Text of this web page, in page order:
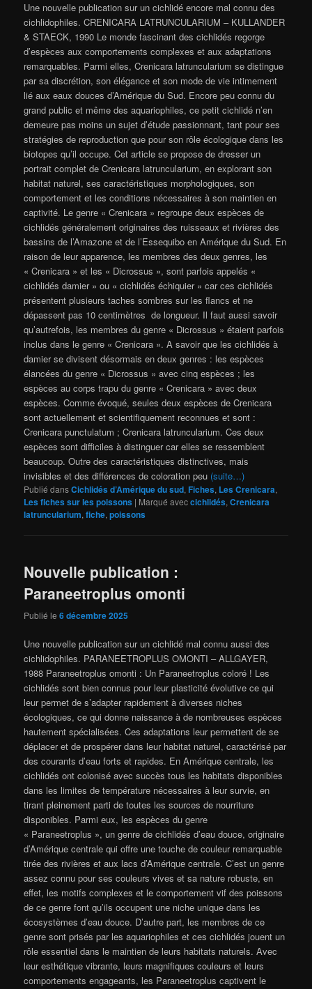
Une nouvelle publication sur un cichlidé encore mal connu des
cichlidophiles. CRENICARA LATRUNCULARIUM – KULLANDER
& STAECK, 1990 Le monde fascinant des cichlidés regorge
d’espèces aux comportements complexes et aux adaptations
remarquables. Parmi elles, Crenicara latruncularium se distingue
par sa discrétion, son élégance et son mode de vie intimement
lié aux eaux douces d’Amérique du Sud. Encore peu connu du
grand public et même des aquariophiles, ce petit cichlidé n’en
demeure pas moins un sujet d’étude passionnant, tant pour ses
stratégies de reproduction que pour son rôle écologique dans les
biotopes qu’il occupe. Cet article se propose de dresser un
portrait complet de Crenicara latruncularium, en explorant son
habitat naturel, ses caractéristiques morphologiques, son
comportement et les conditions nécessaires à son maintien en
captivité. Le genre « Crenicara » regroupe deux espèces de
cichlidés généralement originaires des ruisseaux et rivières des
bassins de l’Amazone et de l’Essequibo en Amérique du Sud. En
raison de leur apparence, les membres des deux genres, les
« Crenicara » et les « Dicrossus », sont parfois appelés «
cichlidés damier » ou « cichlidés échiquier » car ces cichlidés
présentent plusieurs taches sombres sur les flancs et ne
dépassent pas 10 centimètres de longueur. Il faut aussi savoir
qu’autrefois, les membres du genre « Dicrossus » étaient parfois
inclus dans le genre « Crenicara ». A savoir que les cichlidés à
damier se divisent désormais en deux genres : les espèces
élancées du genre « Dicrossus » avec cinq espèces ; les
espèces au corps trapu du genre « Crenicara » avec deux
espèces. Comme évoqué, seules deux espèces de Crenicara
sont actuellement et scientifiquement reconnues et sont :
Crenicara punctulatum ; Crenicara latruncularium. Ces deux
espèces sont difficiles à distinguer car elles se ressemblent
beaucoup. Outre des caractéristiques distinctives, mais
invisibles et des différences de coloration peu (suite…)
Publié dansCichlidés d’Amérique du sud,Fiches, Les Crenicara,
Les fiches sur les poissons | Marqué aveccichlidés,Crenicara
latruncularium,fiche,poissons
Nouvelle publication :
Paraneetroplus omonti
Publié le6 décembre 2025
Une nouvelle publication sur un cichlidé mal connu aussi des
cichlidophiles. PARANEETROPLUS OMONTI – ALLGAYER,
1988 Paraneetroplus omonti : Un Paraneetroplus coloré ! Les
cichlidés sont bien connus pour leur plasticité évolutive ce qui
leur permet de s’adapter rapidement à diverses niches
écologiques, ce qui donne naissance à de nombreuses espèces
hautement spécialisées. Ces adaptations leur permettent de se
déplacer et de prospérer dans leur habitat naturel, caractérisé par
des courants d’eau forts et rapides. En Amérique centrale, les
cichlidés ont colonisé avec succès tous les habitats disponibles
dans les limites de température nécessaires à leur survie, en
tirant pleinement parti de toutes les sources de nourriture
disponibles. Parmi eux, les espèces du genre
« Paraneetroplus », un genre de cichlidés d’eau douce, originaire
d’Amérique centrale qui offre une touche de couleur remarquable
tirée des rivières et aux lacs d’Amérique centrale. C’est un genre
assez connu pour ses couleurs vives et sa nature robuste, en
effet, les motifs complexes et le comportement vif des poissons
de ce genre font qu’ils occupent une niche unique dans les
écosystèmes d’eau douce. D’autre part, les membres de ce
genre sont prisés par les aquariophiles et ces cichlidés jouent un
rôle essentiel dans le maintien de leurs habitats naturels. Avec
leur esthétique vibrante, leurs magnifiques couleurs et leurs
comportements engageants, les Paraneetroplus captivent le